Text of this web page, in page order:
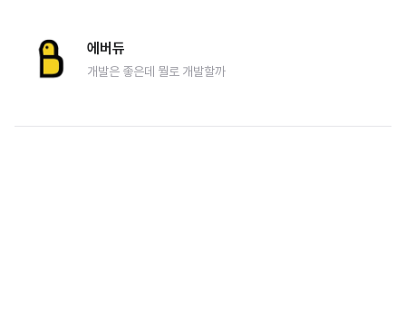
에버듀
개발은 좋은데 뭘로 개발할까